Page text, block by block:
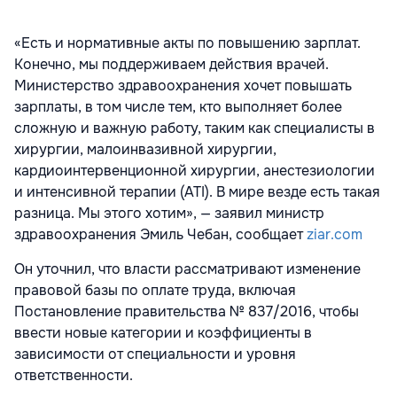
«Есть и нормативные акты по повышению зарплат.
Конечно, мы поддерживаем действия врачей.
Министерство здравоохранения хочет повышать
зарплаты, в том числе тем, кто выполняет более
сложную и важную работу, таким как специалисты в
хирургии, малоинвазивной хирургии,
кардиоинтервенционной хирургии, анестезиологии
и интенсивной терапии (ATI). В мире везде есть такая
разница. Мы этого хотим», — заявил министр
здравоохранения Эмиль Чебан, сообщаетziar.com
Он уточнил, что власти рассматривают изменение
правовой базы по оплате труда, включая
Постановление правительства № 837/2016, чтобы
ввести новые категории и коэффициенты в
зависимости от специальности и уровня
ответственности.